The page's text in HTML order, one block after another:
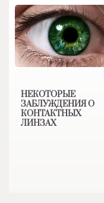
НЕКОТОРЫЕ
ЗАБЛУЖДЕНИЯ О
КОНТАКТНЫХ
ЛИНЗАХ